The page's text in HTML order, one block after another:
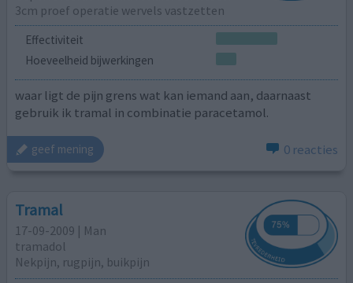
3cm proef operatie wervels vastzetten
Effectiviteit
Hoeveelheid bijwerkingen
waar ligt de pijn grens wat kan iemand aan, daarnaast
gebruik ik tramal in combinatie paracetamol.
geef mening 0 reacties
Tramal
17-09-2009 | Man
tramadol
Nekpijn, rugpijn, buikpijn